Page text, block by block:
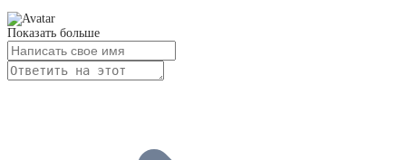
Показать больше